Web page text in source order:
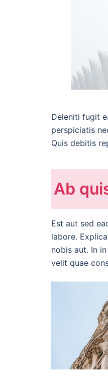
Deleniti fugit
perspiciatis
Quis debitis
Ab
Est aut sed
labore.
nobis aut. In
velit quae